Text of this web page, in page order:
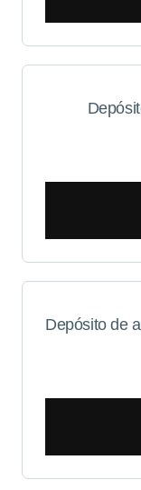
Depósito de